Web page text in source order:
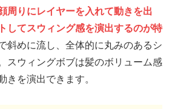
周りにレイヤーを入れて動きを出
してスウィング感を演出するのが特
斜めに流し、全体的に丸みのあるシ
スウィングボブは髪のボリューム感
きを演出できます。